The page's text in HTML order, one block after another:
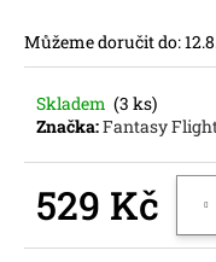
Můžeme doručit do:
Skladem (3 ks)
Značka:Fantasy
529 Kč
o
r
u
j
m
e